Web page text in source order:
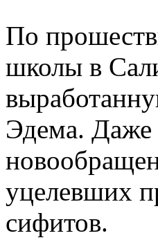
По
школы в
Эдема. Даже
уцелевших
сифитов.